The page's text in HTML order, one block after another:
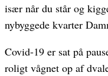
især når du står og
nybyggede kvarter
Covid-19 er sat på
roligt vågnet op af